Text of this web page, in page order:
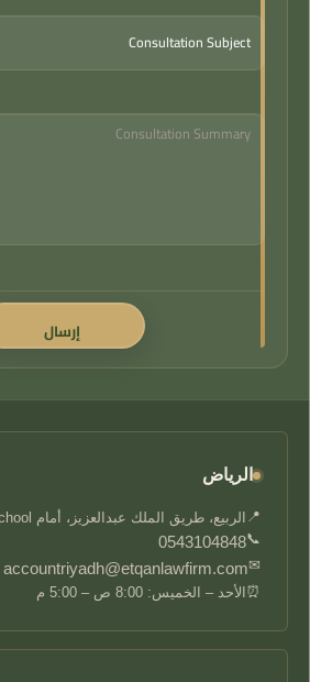
الرياض
📍 الربيع، طريق الملك عبدالعزيز، أمام Kingdom School
📞
0543104848
✉
accountriyadh@etqanlawfirm.com
⏰ الأحد – الخميس: 8:00 ص – 5:00 م